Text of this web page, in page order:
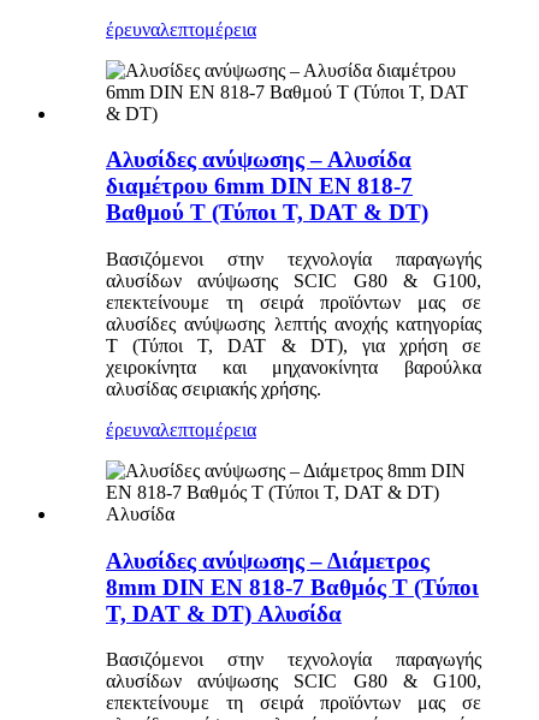
έρευναλεπτομέρεια
Αλυσίδες ανύψωσης – Αλυσίδα
διαμέτρου 6mm DIN EN 818-7
Βαθμού T (Τύποι T, DAT & DT)
Βασιζόμενοι στην τεχνολογία παραγωγής
αλυσίδων ανύψωσης SCIC G80 & G100,
επεκτείνουμε τη σειρά προϊόντων μας σε
αλυσίδες ανύψωσης λεπτής ανοχής κατηγορίας
T (Τύποι T, DAT & DT), για χρήση σε
χειροκίνητα και μηχανοκίνητα βαρούλκα
αλυσίδας σειριακής χρήσης.
έρευναλεπτομέρεια
Αλυσίδες ανύψωσης – Διάμετρος
8mm DIN EN 818-7 Βαθμός T (Τύποι
T, DAT & DT) Αλυσίδα
Βασιζόμενοι στην τεχνολογία παραγωγής
αλυσίδων ανύψωσης SCIC G80 & G100,
επεκτείνουμε τη σειρά προϊόντων μας σε